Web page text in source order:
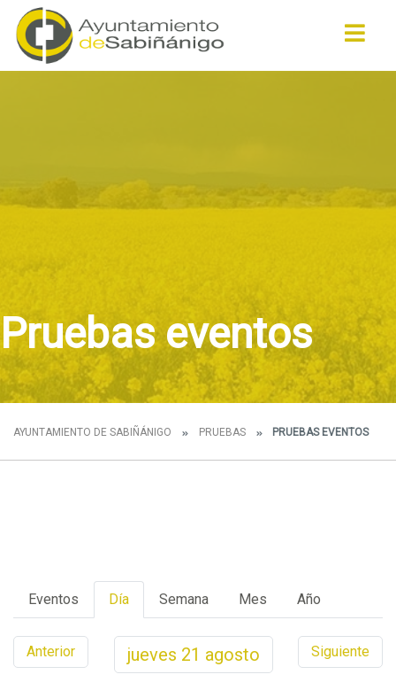
Pruebas eventos
AYUNTAMIENTO DE SABIÑÁNIGO PRUEBAS PRUEBAS EVENTOS
Eventos Día Semana Mes Año
Anterior jueves 21 agosto Siguiente